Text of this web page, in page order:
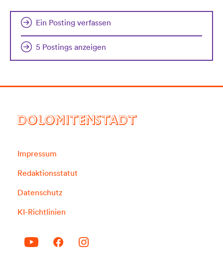
Ein Posting verfassen
5 Postings anzeigen
DOLOMITENSTADT
Impressum
Redaktionsstatut
Datenschutz
KI-Richtlinien